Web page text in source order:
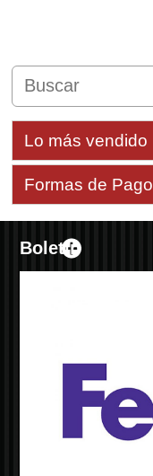
Lo más vendido
Formas de Pago
Boletín